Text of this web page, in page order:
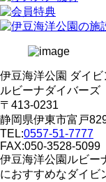
伊豆海洋公園 ダイ
ルビーナダイバーズ
〒413-0231
静岡県伊東市富戸
TEL:0557-51-7777
FAX:050-3528-5099
伊豆海洋公園ルビー
におすすめなダイビ